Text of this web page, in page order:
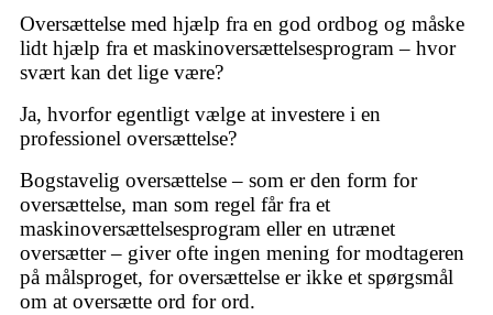
Oversættelse med hjælp fra en god ordbog og måske
lidt hjælp fra et maskinoversættelsesprogram – hvor
svært kan det lige være?
Ja, hvorfor egentligt vælge at investere i en
professionel oversættelse?
Bogstavelig oversættelse – som er den form for
oversættelse, man som regel får fra et
maskinoversættelsesprogram eller en utrænet
oversætter – giver ofte ingen mening for modtageren
på målsproget, for oversættelse er ikke et spørgsmål
om at oversætte ord for ord.